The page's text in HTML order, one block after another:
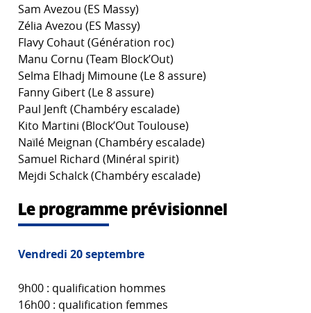
Sam Avezou (ES Massy)
Zélia Avezou (ES Massy)
Flavy Cohaut (Génération roc)
Manu Cornu (Team Block’Out)
Selma Elhadj Mimoune (Le 8 assure)
Fanny Gibert (Le 8 assure)
Paul Jenft (Chambéry escalade)
Kito Martini (Block’Out Toulouse)
Naïlé Meignan (Chambéry escalade)
Samuel Richard (Minéral spirit)
Mejdi Schalck (Chambéry escalade)
Le programme prévisionnel
Vendredi 20 septembre
9h00 : qualification hommes
16h00 : qualification femmes